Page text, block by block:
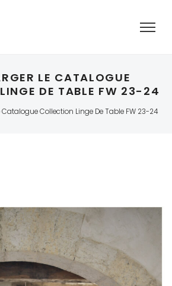
LE CATALOGUE
DE TABLE FW 23-24
Catalogue Collection Linge De Table FW 23-24